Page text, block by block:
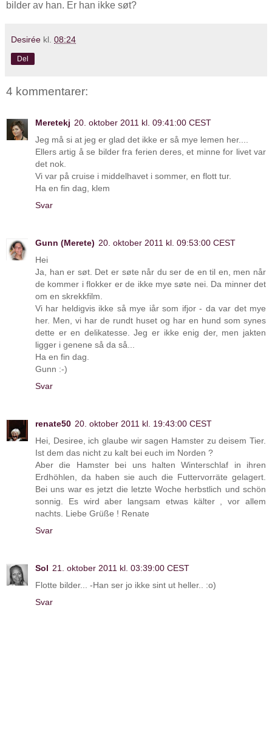
bilder av han. Er han ikke søt?
Desirée kl. 08:24
Del
4 kommentarer:
Meretekj 20. oktober 2011 kl. 09:41:00 CEST
Jeg må si at jeg er glad det ikke er så mye lemen her....
Ellers artig å se bilder fra ferien deres, et minne for livet var
det nok.
Vi var på cruise i middelhavet i sommer, en flott tur.
Ha en fin dag, klem
Svar
Gunn (Merete) 20. oktober 2011 kl. 09:53:00 CEST
Hei
Ja, han er søt. Det er søte når du ser de en til en, men når
de kommer i flokker er de ikke mye søte nei. Da minner det
om en skrekkfilm.
Vi har heldigvis ikke så mye iår som ifjor - da var det mye
her. Men, vi har de rundt huset og har en hund som synes
dette er en delikatesse. Jeg er ikke enig der, men jakten
ligger i genene så da så...
Ha en fin dag.
Gunn :-)
Svar
renate50 20. oktober 2011 kl. 19:43:00 CEST
Hei, Desiree, ich glaube wir sagen Hamster zu deisem Tier.
Ist dem das nicht zu kalt bei euch im Norden ?
Aber die Hamster bei uns halten Winterschlaf in ihren
Erdhöhlen, da haben sie auch die Futtervorräte gelagert.
Bei uns war es jetzt die letzte Woche herbstlich und schön
sonnig. Es wird aber langsam etwas kälter , vor allem
nachts. Liebe Grüße ! Renate
Svar
Sol 21. oktober 2011 kl. 03:39:00 CEST
Flotte bilder... -Han ser jo ikke sint ut heller.. :o)
Svar